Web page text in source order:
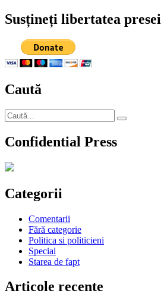
Susțineți libertatea presei
Caută
Caută
după:
Căutare
Confidential Press
Categorii
Comentarii
Fără categorie
Politica si politicieni
Special
Starea de fapt
Articole recente